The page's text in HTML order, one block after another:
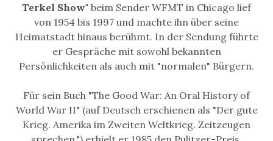
Terkel Show" beim Sender WFMT in Chicago lief
von 1954 bis 1997 und machte ihn über seine
Heimatstadt hinaus berühmt. In der Sendung führte
er Gespräche mit sowohl bekannten
Persönlichkeiten als auch mit "normalen" Bürgern.
Für sein Buch "The Good War: An Oral History of
World War II" (auf Deutsch erschienen als "Der gute
Krieg. Amerika im Zweiten Weltkrieg. Zeitzeugen